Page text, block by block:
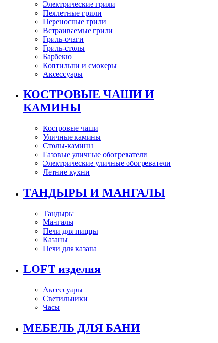
Электрические грили
Пеллетные грили
Переносные грили
Встраиваемые грили
Гриль-очаги
Гриль-столы
Барбекю
Коптильни и смокеры
Аксессуары
КОСТРОВЫЕ ЧАШИ И
КАМИНЫ
Костровые чаши
Уличные камины
Столы-камины
Газовые уличные обогреватели
Электрические уличные обогреватели
Летние кухни
ТАНДЫРЫ И МАНГАЛЫ
Тандыры
Мангалы
Печи для пиццы
Казаны
Печи для казана
LOFT изделия
Аксессуары
Светильники
Часы
МЕБЕЛЬ ДЛЯ БАНИ